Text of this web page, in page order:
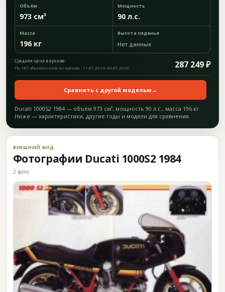
Объём
973 см³
Мощность
90 л.с.
Масса
196 кг
Высота сиденья
Нет данных
Средняя цена в архиве 287 249 ₽
По 187 объявлениям из архива · 17.07.2014–20.07.2026
Сравнить с другой моделью →
Ducati 1000S2 1984 — объём 973 см³, мощность 90 л.с., масса 196 кг.
Ниже — характеристики, другие годы и модели для сравнения.
ВНЕШНИЙ ВИД
Фотографии Ducati 1000S2 1984
2 фото